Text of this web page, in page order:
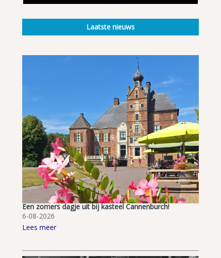
Laatste nieuws
Een zomers dagje uit bij kasteel Cannenburch!
6-08-2026
Lees meer